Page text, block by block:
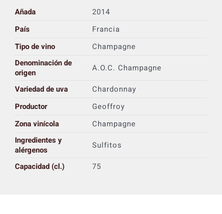
Añada
2014
País
Francia
Tipo de vino
Champagne
Denominación de
origen
A.O.C. Champagne
Variedad de uva
Chardonnay
Productor
Geoffroy
Zona vinícola
Champagne
Ingredientes y
alérgenos
Sulfitos
Capacidad (cl.)
75